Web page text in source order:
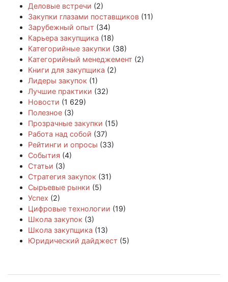
Деловые встречи (2)
Закупки глазами поставщиков (11)
Зарубежный опыт (34)
Карьера закупщика (18)
Категорийные закупки (38)
Категорийный менеджемент (2)
Книги для закупщика (2)
Лидеры закупок (1)
Лучшие практики (32)
Новости (1 629)
Полезное (3)
Прозрачные закупки (15)
Работа над собой (37)
Рейтинги и опросы (33)
События (4)
Статьи (3)
Стратегия закупок (31)
Сырьевые рынки (5)
Успех (2)
Цифровые технологии (19)
Школа закупок (3)
Школа закупщика (13)
Юридический дайджест (5)